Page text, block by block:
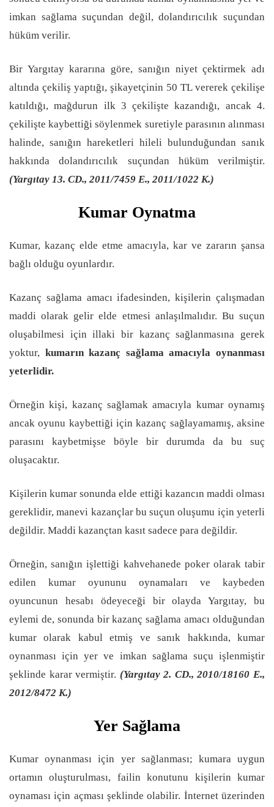
imkan sağlama suçundan değil, dolandırıcılık suçundan
hüküm verilir.
Bir Yargıtay kararına göre, sanığın niyet çektirmek adı
altında çekiliş yaptığı, şikayetçinin 50 TL vererek çekilişe
katıldığı, mağdurun ilk 3 çekilişte kazandığı, ancak 4.
çekilişte kaybettiği söylenmek suretiyle parasının alınması
halinde, sanığın hareketleri hileli bulunduğundan sanık
hakkında dolandırıcılık suçundan hüküm verilmiştir.
(Yargıtay 13. CD., 2011/7459 E., 2011/1022 K.)
Kumar Oynatma
Kumar, kazanç elde etme amacıyla, kar ve zararın şansa
bağlı olduğu oyunlardır.
Kazanç sağlama amacı ifadesinden, kişilerin çalışmadan
maddi olarak gelir elde etmesi anlaşılmalıdır. Bu suçun
oluşabilmesi için illaki bir kazanç sağlanmasına gerek
yoktur, kumarın kazanç sağlama amacıyla oynanması
yeterlidir.
Örneğin kişi, kazanç sağlamak amacıyla kumar oynamış
ancak oyunu kaybettiği için kazanç sağlayamamış, aksine
parasını kaybetmişse böyle bir durumda da bu suç
oluşacaktır.
Kişilerin kumar sonunda elde ettiği kazancın maddi olması
gereklidir, manevi kazançlar bu suçun oluşumu için yeterli
değildir. Maddi kazançtan kasıt sadece para değildir.
Örneğin, sanığın işlettiği kahvehanede poker olarak tabir
edilen kumar oyununu oynamaları ve kaybeden
oyuncunun hesabı ödeyeceği bir olayda Yargıtay, bu
eylemi de, sonunda bir kazanç sağlama amacı olduğundan
kumar olarak kabul etmiş ve sanık hakkında, kumar
oynanması için yer ve imkan sağlama suçu işlenmiştir
şeklinde karar vermiştir. (Yargıtay 2. CD., 2010/18160 E.,
2012/8472 K.)
Yer Sağlama
Kumar oynanması için yer sağlanması; kumara uygun
ortamın oluşturulması, failin konutunu kişilerin kumar
oynaması için açması şeklinde olabilir. İnternet üzerinden